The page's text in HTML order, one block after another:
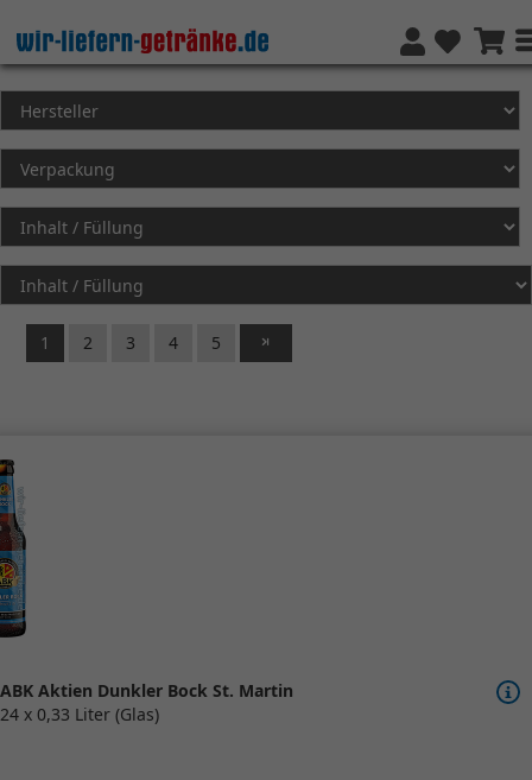
1 2 3 4 5
ABK Aktien Dunkler Bock St. Martin
24 x 0,33 Liter (Glas)